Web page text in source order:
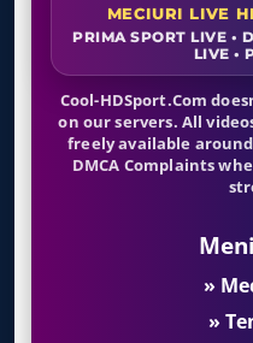
MECIURI LIVE
PRIMA SPORT LIVE •
LIVE •
Cool-HDSport.Com
on our servers. All
freely available
DMCA Complaints
»
»